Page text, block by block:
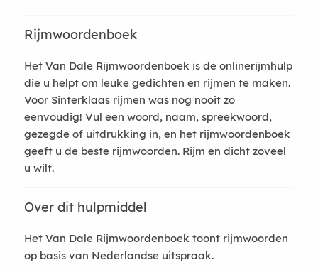
Rijmwoordenboek
Het Van Dale Rijmwoordenboek is de onlinerijmhulp
die u helpt om leuke gedichten en rijmen te maken.
Voor Sinterklaas rijmen was nog nooit zo
eenvoudig! Vul een woord, naam, spreekwoord,
gezegde of uitdrukking in, en het rijmwoordenboek
geeft u de beste rijmwoorden. Rijm en dicht zoveel
u wilt.
Over dit hulpmiddel
Het Van Dale Rijmwoordenboek toont rijmwoorden
op basis van Nederlandse uitspraak.